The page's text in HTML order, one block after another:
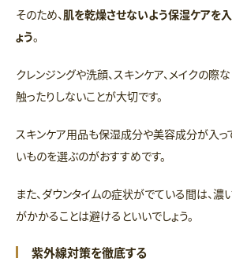
そのため、肌を乾燥させないよう保湿ケアを
ょう。
クレンジングや洗顔、スキンケア、メイクの際
触ったりしないことが大切です。
スキンケア用品も保湿成分や美容成分が入っ
いものを選ぶのがおすすめです。
また、ダウンタイムの症状がでている間は、
がかかることは避けるといいでしょう。
紫外線対策を徹底する